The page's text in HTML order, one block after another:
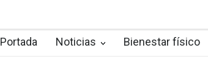
Portada Noticias Bienestar físico